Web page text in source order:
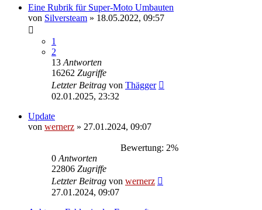
Eine Rubrik für Super-Moto Umbauten
von Silversteam » 18.05.2022, 09:57
1
2
13 Antworten
16262 Zugriffe
Letzter Beitrag von Thägger
02.01.2025, 23:32
Update
von wernerz » 27.01.2024, 09:07
Bewertung: 2%
0 Antworten
22806 Zugriffe
Letzter Beitrag von wernerz
27.01.2024, 09:07